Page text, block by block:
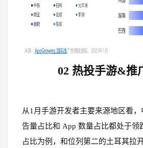
02 热投手游&推
从1月手游开发者主要来源地区看
告量占比和 App 数量占比都处于领
占比为例，和位列第二的土耳其拉